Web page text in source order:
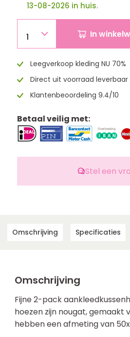
13-08-2026 in huis.
1 In
Leegverkoop kleding NU 70%
Direct uit voorraad leverbaar
Klantenbeoordeling 9.4/10
Betaal veilig met:
Stel een
Omschrijving Specificaties
Omschrijving
Fijne 2-pack
hoezen zijn nougat, gemaakt
hebben een afmeting van